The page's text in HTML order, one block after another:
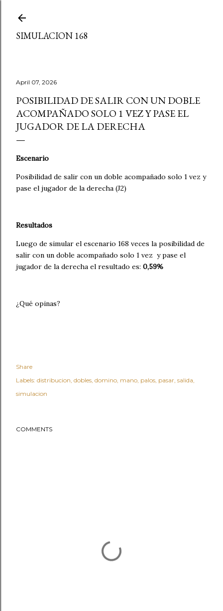
SIMULACION 168
April 07, 2026
POSIBILIDAD DE SALIR CON UN DOBLE
ACOMPAÑADO SOLO 1 VEZ Y PASE EL
JUGADOR DE LA DERECHA
Escenario
Posibilidad de salir con un doble acompañado solo 1 vez y
pase el jugador de la derecha (J2)
Resultados
Luego de simular el escenario 168 veces la posibilidad de
salir con un doble acompañado solo 1 vez y pase el
jugador de la derecha el resultado es: 0,59%
¿Qué opinas?
Share
Labels: distribucion dobles domino mano palos pasar salida
simulacion
COMMENTS